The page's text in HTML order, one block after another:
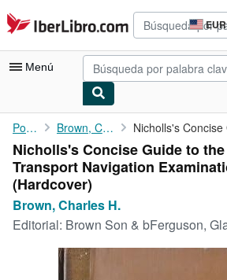
Pasar al contenido principal
IberLibro.com EUR
de
del
Menú
Mi cuenta
Consultar mis pedidos
Búsqueda avanzada
Colecciones
Arte y coleccionismo
Portada Brown, Charles H.
Nicholls's Concise Guide to
Transport Navigation
(Hardcover)
Brown, Charles H.
Editorial: Brown Son & bFerguson,